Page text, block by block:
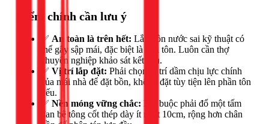
Điểm chính cần lưu ý
✅ An toàn là trên hết: Lắp bồn nước sai kỹ thuật có
thể gây sập mái, đặc biệt là mái tôn. Luôn cần thợ
chuyên nghiệp khảo sát kết cấu.
✅ Vị trí lắp đặt: Phải chọn vị trí dầm chịu lực chính
của mái nhà để đặt bồn, không đặt tùy tiện lên phần tôn
yếu.
✅ Nền móng vững chắc: Bắt buộc phải đổ một tấm
đan bê tông cốt thép dày ít nhất 10cm, rộng hơn chân